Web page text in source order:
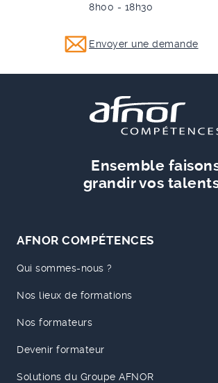
8h00 - 18h30
Envoyer une demande
Ensemble
grandir vos
AFNOR COMPÉTENCES
Qui sommes-nous ?
Nos lieux de formations
Nos formateurs
Devenir formateur
Solutions du Groupe AFNOR